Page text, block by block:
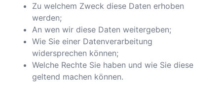
Zu welchem Zweck diese Daten erhoben
werden;
An wen wir diese Daten weitergeben;
Wie Sie einer Datenverarbeitung
widersprechen können;
Welche Rechte Sie haben und wie Sie diese
geltend machen können.